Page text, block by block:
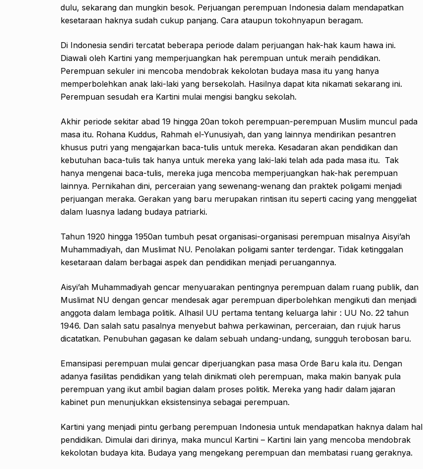
dulu, sekarang dan mungkin besok. Perjuangan perempuan Indonesia dalam mendapatkan
kesetaraan haknya sudah cukup panjang. Cara ataupun tokohnyapun beragam.
Di Indonesia sendiri tercatat beberapa periode dalam perjuangan hak-hak kaum hawa ini.
Diawali oleh Kartini yang memperjuangkan hak perempuan untuk meraih pendidikan.
Perempuan sekuler ini mencoba mendobrak kekolotan budaya masa itu yang hanya
memperbolehkan anak laki-laki yang bersekolah. Hasilnya dapat kita nikamati sekarang ini.
Perempuan sesudah era Kartini mulai mengisi bangku sekolah.
Akhir periode sekitar abad 19 hingga 20an tokoh perempuan-perempuan Muslim muncul pada
masa itu. Rohana Kuddus, Rahmah el-Yunusiyah, dan yang lainnya mendirikan pesantren
khusus putri yang mengajarkan baca-tulis untuk mereka. Kesadaran akan pendidikan dan
kebutuhan baca-tulis tak hanya untuk mereka yang laki-laki telah ada pada masa itu. Tak
hanya mengenai baca-tulis, mereka juga mencoba memperjuangkan hak-hak perempuan
lainnya. Pernikahan dini, perceraian yang sewenang-wenang dan praktek poligami menjadi
perjuangan meraka. Gerakan yang baru merupakan rintisan itu seperti cacing yang menggeliat
dalam luasnya ladang budaya patriarki.
Tahun 1920 hingga 1950an tumbuh pesat organisasi-organisasi perempuan misalnya Aisyi’ah
Muhammadiyah, dan Muslimat NU. Penolakan poligami santer terdengar. Tidak ketinggalan
kesetaraan dalam berbagai aspek dan pendidikan menjadi peruangannya.
Aisyi’ah Muhammadiyah gencar menyuarakan pentingnya perempuan dalam ruang publik, dan
Muslimat NU dengan gencar mendesak agar perempuan diperbolehkan mengikuti dan menjadi
anggota dalam lembaga politik. Alhasil UU pertama tentang keluarga lahir : UU No. 22 tahun
1946. Dan salah satu pasalnya menyebut bahwa perkawinan, perceraian, dan rujuk harus
dicatatkan. Penubuhan gagasan ke dalam sebuah undang-undang, sungguh terobosan baru.
Emansipasi perempuan mulai gencar diperjuangkan pasa masa Orde Baru kala itu. Dengan
adanya fasilitas pendidikan yang telah dinikmati oleh perempuan, maka makin banyak pula
perempuan yang ikut ambil bagian dalam proses politik. Mereka yang hadir dalam jajaran
kabinet pun menunjukkan eksistensinya sebagai perempuan.
Kartini yang menjadi pintu gerbang perempuan Indonesia untuk mendapatkan haknya dalam hal
pendidikan. Dimulai dari dirinya, maka muncul Kartini – Kartini lain yang mencoba mendobrak
kekolotan budaya kita. Budaya yang mengekang perempuan dan membatasi ruang geraknya.